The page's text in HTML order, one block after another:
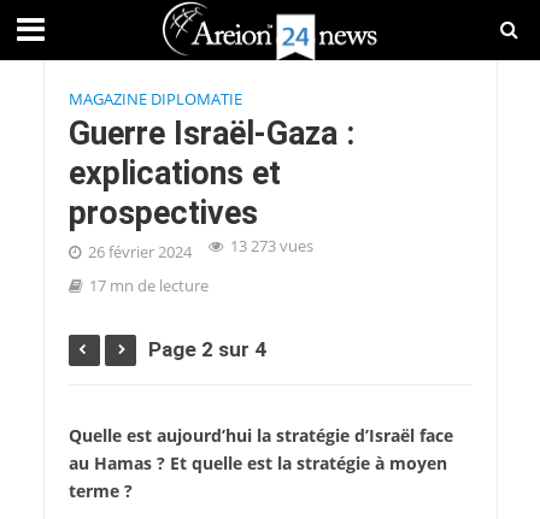
MAGAZINE DIPLOMATIE
Guerre Israël-Gaza :
explications et
prospectives
26 février 2024
13 273 vues
17 mn de lecture
Page 2 sur 4
Quelle est aujourd’hui la stratégie d’Israël face
au Hamas ? Et quelle est la stratégie à moyen
terme ?